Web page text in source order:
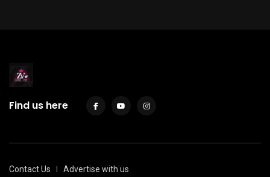
Find us here
Contact Us Advertise with us